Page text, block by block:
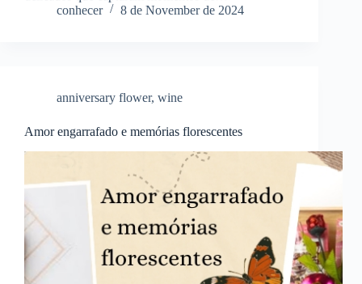
conhecer
8 de November de 2024
anniversary flower, wine
Amor engarrafado e memórias florescentes